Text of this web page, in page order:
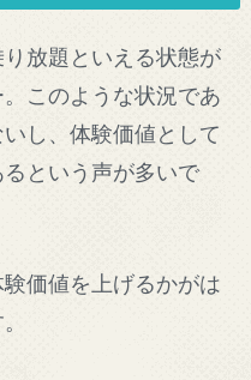
放題といえる状態が
このような状況であ
し、体験価値として
という声が多いで
価値を上げるかがは